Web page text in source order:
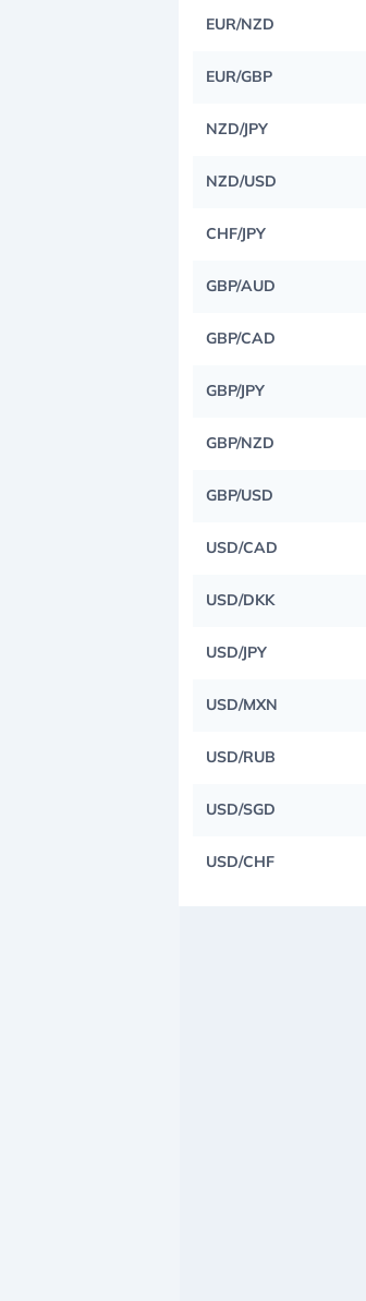
EUR/NZD
EUR/GBP
NZD/JPY
NZD/USD
CHF/JPY
GBP/AUD
GBP/CAD
GBP/JPY
GBP/NZD
GBP/USD
USD/CAD
USD/DKK
USD/JPY
USD/MXN
USD/RUB
USD/SGD
USD/CHF